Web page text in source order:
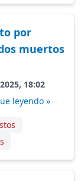
por
muertos
18:02
leyendo »